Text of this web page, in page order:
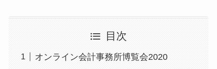
目次
オンライン会計事務所博覧会2020